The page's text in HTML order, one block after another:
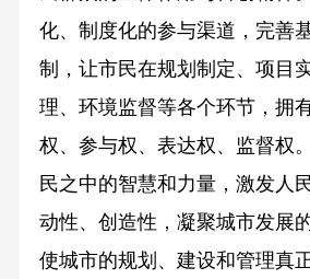
化、制度化的参与渠道，完善
制，让市民在规划制定、项目
理、环境监督等各个环节，拥
权、参与权、表达权、监督权
民之中的智慧和力量，激发人
动性、创造性，凝聚城市发展
使城市的规划、建设和管理真